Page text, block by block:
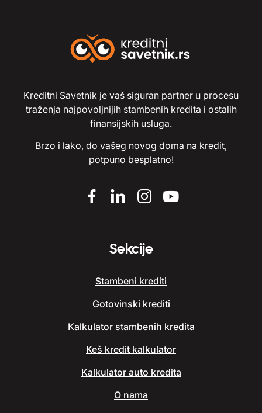
Kreditni Savetnik je vaš siguran partner u procesu
traženja najpovoljnijih stambenih kredita i ostalih
finansijskih usluga.
Brzo i lako, do vašeg novog doma na kredit,
potpuno besplatno!
Sekcije
Stambeni krediti
Gotovinski krediti
Kalkulator stambenih kredita
Keš kredit kalkulator
Kalkulator auto kredita
O nama